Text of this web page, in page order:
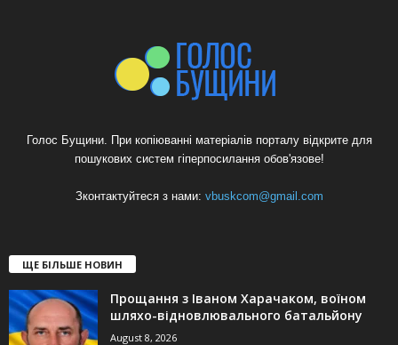
Голос Бущини. При копіюванні матеріалів порталу відкрите для
пошукових систем гіперпосилання обов'язове!
Зконтактуйтеся з нами: vbuskcom@gmail.com
ЩЕ БІЛЬШЕ НОВИН
Прощання з Іваном Харачаком, воїном
шляхо-відновлювального батальйону
August 8, 2026